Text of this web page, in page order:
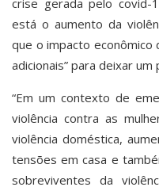
está o aumento da
que o impacto econômico
adicionais” para deixar
“Em um contexto de
violência contra as
violência doméstica,
tensões em casa e
sobreviventes da